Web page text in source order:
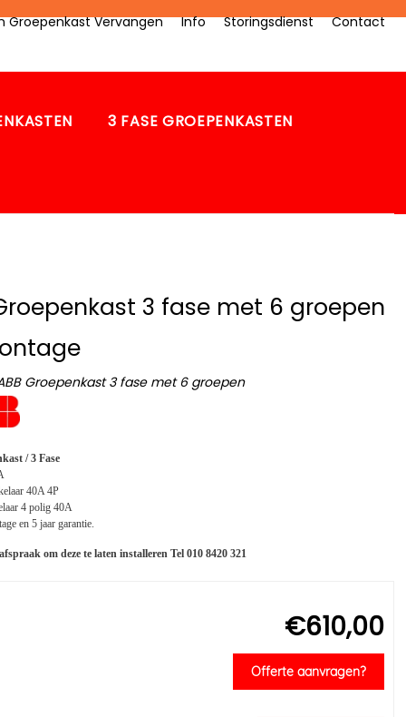
Groepenkast Vervangen Info Storingsdienst Contact
3 FASE GROEPENKASTEN
3 fase met 6 groepen
Groepenkast 3 fase met 6 groepen
/ 3 Fase
40A 4P
4 polig 40A
en 5 jaar garantie.
om deze te laten installeren Tel 010 8420 321
€610,00
Offerte aanvragen?